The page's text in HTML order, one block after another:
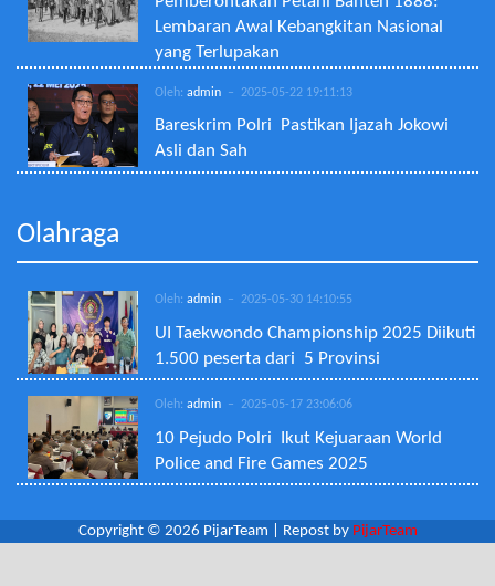
Lembaran Awal Kebangkitan Nasional
yang Terlupakan
Oleh: admin – 2025-05-22 19:11:13
Bareskrim Polri Pastikan Ijazah Jokowi
Asli dan Sah
Olahraga
Oleh: admin – 2025-05-30 14:10:55
UI Taekwondo Championship 2025 Diikuti
1.500 peserta dari 5 Provinsi
Oleh: admin – 2025-05-17 23:06:06
10 Pejudo Polri Ikut Kejuaraan World
Police and Fire Games 2025
Copyright © 2026 PijarTeam | Repost by PijarTeam